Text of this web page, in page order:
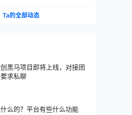
Ta的全部动态
黑马项目即将上线，对接团
求私聊
么的？平台有些什么功能